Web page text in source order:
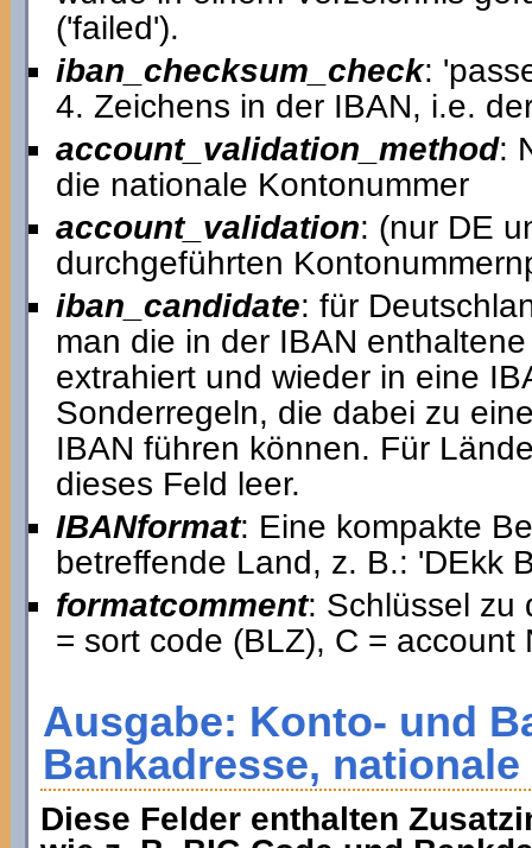
('failed').
iban_checksum_check:
4. Zeichens in der IBAN, i.e.
account_validation_method:
die nationale Kontonummer
account_validation: (nur DE
durchgeführten
iban_candidate: für
man die in der IBAN
extrahiert und wieder in eine
Sonderregeln, die dabei zu
IBAN führen können. Für
dieses Feld leer.
IBANformat: Eine kompakte
betreffende Land, z. B.: 'DEkk
formatcomment: Schlüssel zu
= sort code (BLZ), C = account
Ausgabe: Konto- und
Bankadresse,
Diese Felder enthalten